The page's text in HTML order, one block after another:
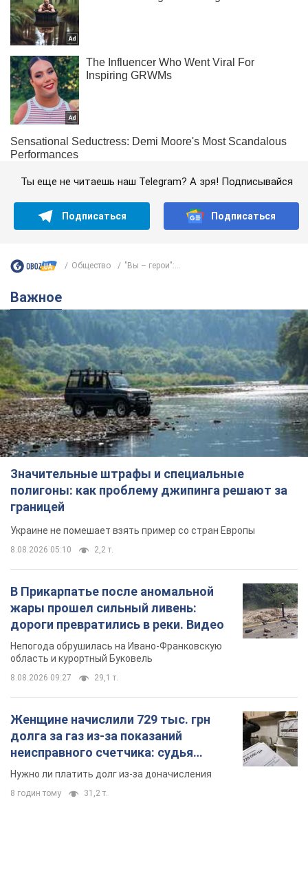
Ты еще не читаешь наш Telegram? А зря! Подписывайся
Подписаться Подписаться
Общество "Вы – герои":...
Важное
Значительные штрафы и специальные
полигоны: как проблему джипинга решают за
границей
Украине не помешает взять пример со стран Европы
8.08.2026 05:10 2,2 т.
В Прикарпатье после аномальной
жары прошел сильный ливень:
дороги превратились в реки. Видео
Непогода обрушилась на Ивано-Франковскую
область и курортный Буковель
8.08.2026 09:27 29,1 т.
Женщине начислили 729 тыс. грн
долга за газ из-за показаний
неисправного счетчика: судья
вынес неожиданное решение
Нужно ли платить долг из-за доначисления
8 годин тому 31,2 т.